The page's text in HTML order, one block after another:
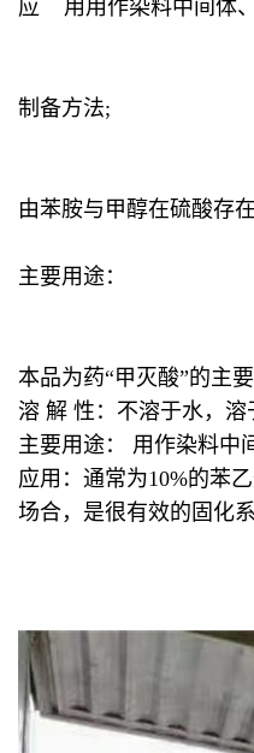
应 用用作染料中间体、
制备方法;
由苯胺与甲醇在硫酸存
主要用途：
本品为药“甲灭酸”的主
溶 解 性：不溶于水，溶
主要用途： 用作染料中
应用：通常为10%的苯
场合，是很有效的固化